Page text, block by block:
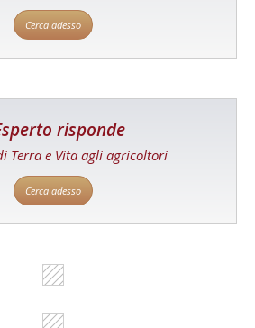
Cerca adesso
risponde
Terra e Vita agli agricoltori
Cerca adesso